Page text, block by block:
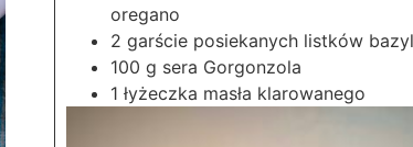
oregano
2 garście posiekanych listków
100 g sera Gorgonzola
1 łyżeczka masła klarowanego